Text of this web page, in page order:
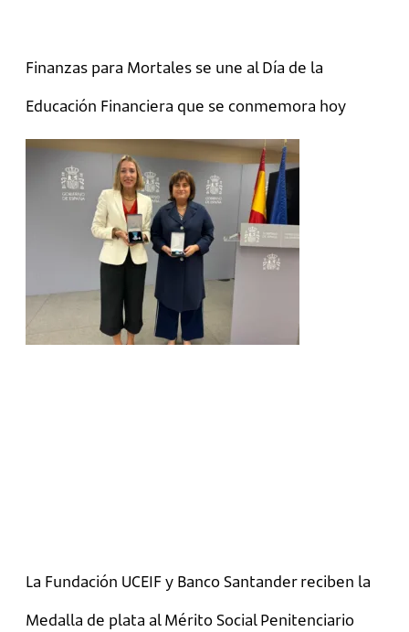
Finanzas para Mortales se une al Día de la
Educación Financiera que se conmemora hoy
La Fundación UCEIF y Banco Santander reciben la
Medalla de plata al Mérito Social Penitenciario